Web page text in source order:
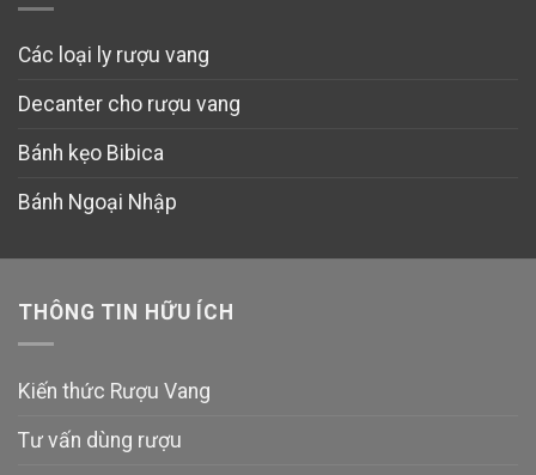
Các loại ly rượu vang
Decanter cho rượu vang
Bánh kẹo Bibica
Bánh Ngoại Nhập
THÔNG TIN HỮU ÍCH
Kiến thức Rượu Vang
Tư vấn dùng rượu